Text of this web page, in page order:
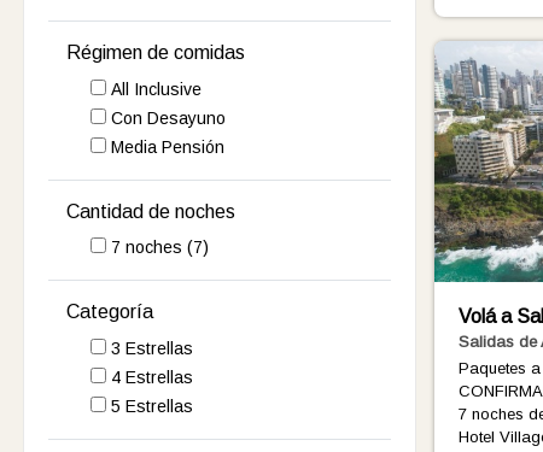
Régimen de comidas
All Inclusive
Con Desayuno
Media Pensión
Cantidad de noches
7noches (7)
Categoría
3 Estrellas
4 Estrellas
5 Estrellas
Volá a
Salidas de
Paquetes
7 noches
Hotel